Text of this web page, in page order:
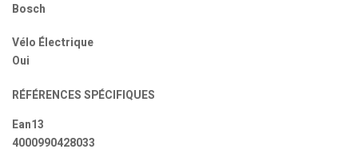
Bosch
Vélo Électrique
Oui
RÉFÉRENCES SPÉCIFIQUES
Ean13
4000990428033